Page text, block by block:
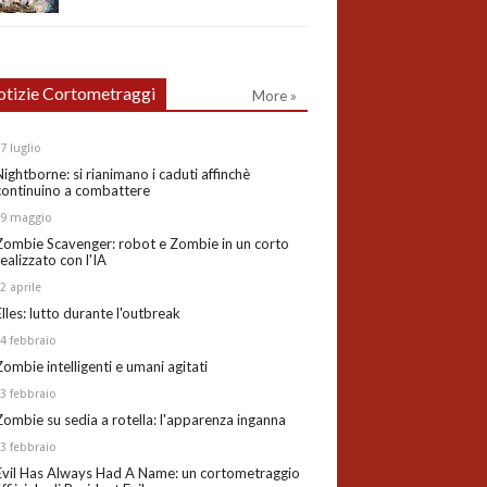
Cortometraggi More »
si rianimano i caduti affinchè
a combattere
luglio
Scavenger: robot e Zombie in un corto
con l'IA
maggio
lutto durante l'outbreak
aprile
intelligenti e umani agitati
febbraio
su sedia a rotella: l'apparenza inganna
febbraio
Has Always Had A Name: un cortometraggio
febbraio